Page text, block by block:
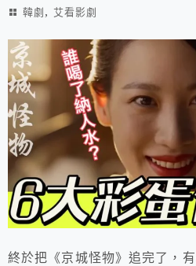
韓劇 , 艾看影劇
終於把《京城怪物》追完了，